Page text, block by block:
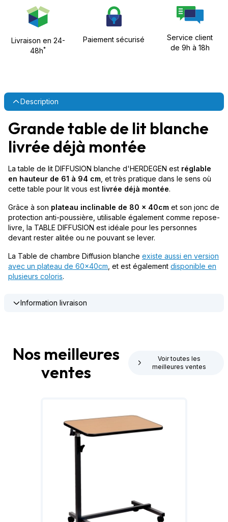
Livraison en 24-
48h*
Paiement sécurisé
Service client
de 9h à 18h
Description
Grande table de lit blanche
livrée déjà montée
La table de lit DIFFUSION blanche d'HERDEGEN est réglable
en hauteur de 61 à 94 cm , et très pratique dans le sens où
cette table pour lit vous est livrée déjà montée.
Grâce à son plateau inclinable de 80 x 40cm et son jonc de
protection anti-poussière, utilisable également comme repose-
livre, la TABLE DIFFUSION est idéale pour les personnes
devant rester alitée ou ne pouvant se lever.
La Table de chambre Diffusion blanche existe aussi en version
avec un plateau de 60x40cm , et est également disponible en
plusieurs coloris.
Information livraison
Nos meilleures
ventes
Voir toutes les
meilleures ventes